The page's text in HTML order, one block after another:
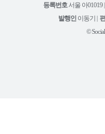
램
등록번호 서울 아01019 |
발행인 이동기 |
©